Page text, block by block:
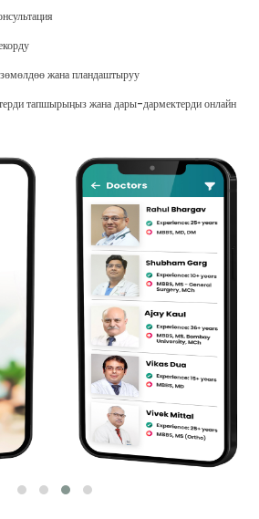
жана пландаштыруу
тапшырыңыз жана дары-дармектерди онлайн